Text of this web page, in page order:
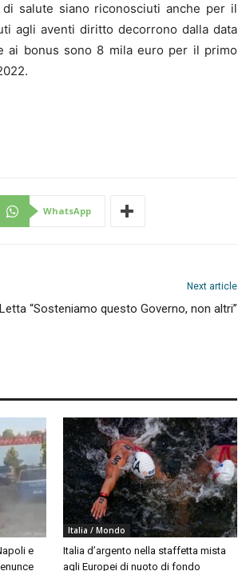
salute siano riconosciuti anche per il
agli aventi diritto decorrono dalla data
ai bonus sono 8 mila euro per il primo
WhatsApp
Next article
Letta “Sosteniamo questo Governo, non altri”
e
Italia / Mondo
Italia d’argento nella staffetta mista
agli Europei di nuoto di fondo